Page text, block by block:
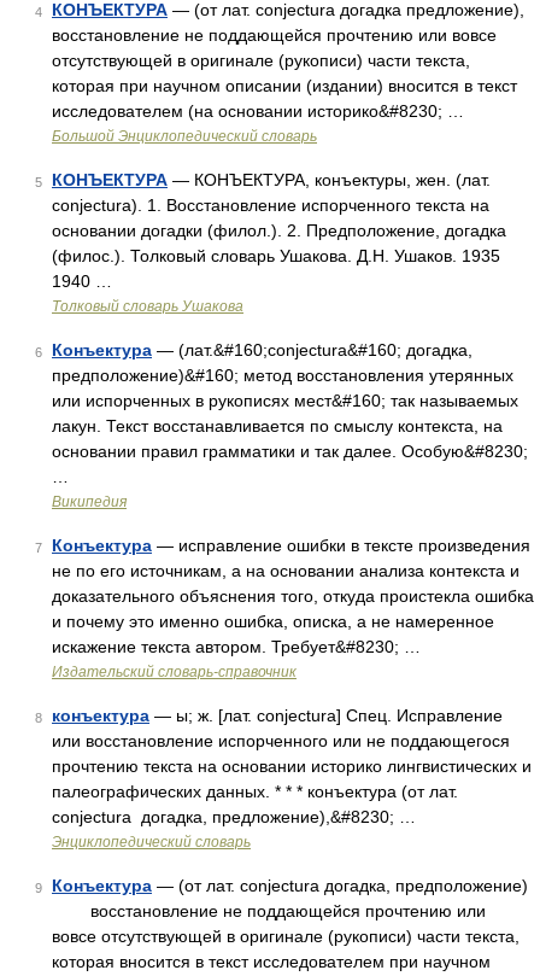
4 КОНЪЕКТУРА — (от лат. conjectura догадка предложение),
восстановление не поддающейся прочтению или вовсе
отсутствующей в оригинале (рукописи) части текста,
которая при научном описании (издании) вносится в текст
исследователем (на основании историко&#8230; …
Большой Энциклопедический словарь
5 КОНЪЕКТУРА — КОНЪЕКТУРА, конъектуры, жен. (лат.
conjectura). 1. Восстановление испорченного текста на
основании догадки (филол.). 2. Предположение, догадка
(филос.). Толковый словарь Ушакова. Д.Н. Ушаков. 1935
1940 …
Толковый словарь Ушакова
6 Конъектура — (лат.&#160;conjectura&#160; догадка,
предположение)&#160; метод восстановления утерянных
или испорченных в рукописях мест&#160; так называемых
лакун. Текст восстанавливается по смыслу контекста, на
основании правил грамматики и так далее. Особую&#8230;
Википедия
7 Конъектура — исправление ошибки в тексте произведения
не по его источникам, а на основании анализа контекста и
доказательного объяснения того, откуда проистекла ошибка
и почему это именно ошибка, описка, а не намеренное
искажение текста автором. Требует&#8230; …
Издательский словарь-справочник
8 конъектура — ы; ж. [лат. conjectura] Спец. Исправление
или восстановление испорченного или не поддающегося
прочтению текста на основании историко лингвистических и
палеографических данных. * * * конъектура (от лат.
conjectura догадка, предложение),&#8230; …
Энциклопедический словарь
9 Конъектура — (от лат. conjectura догадка, предположение)
восстановление не поддающейся прочтению или
вовсе отсутствующей в оригинале (рукописи) части текста,
которая вносится в текст исследователем при научном